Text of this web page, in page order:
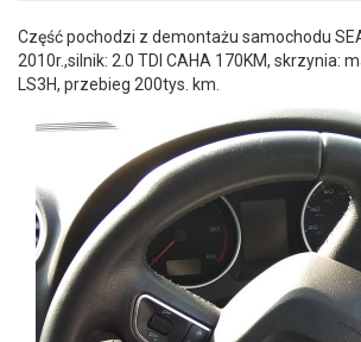
Część pochodzi z demontażu samochodu
2010r.,silnik: 2.0 TDI CAHA 170KM, skrzynia:
LS3H, przebieg 200tys. km.